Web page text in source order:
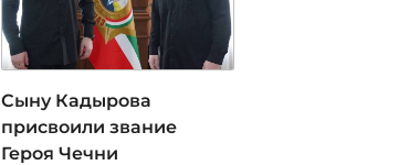
Сыну Кадырова
присвоили звание
Героя Чечни